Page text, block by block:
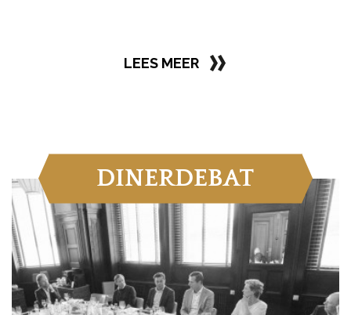
LEES MEER
DINERDEBAT